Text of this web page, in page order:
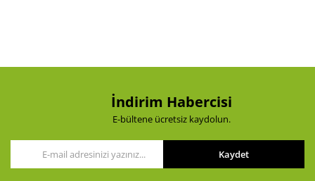
İndirim Habercisi
E-bültene ücretsiz kaydolun.
Kaydet